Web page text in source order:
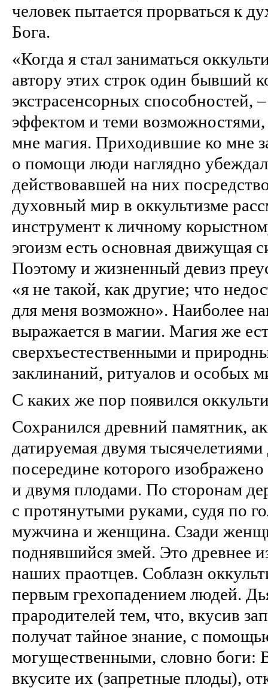
человек пытается прорваться к
Бога.
«Когда я стал заниматься
автору этих строк один бывший
экстрасенсорных способностей,
эффектом и теми
мне магия. Приходившие ко мне
о помощи люди наглядно
действовавшей на них
духовный мир в оккультизме
инструмент к личному
эгоизм есть основная движущая
Поэтому и жизненный девиз
«я не такой, как другие; что
для меня возможно». Наиболее
выражается в магии. Магия же
сверхъестественными и
заклинаний, ритуалов и особых
С каких же пор появился
Сохранился древний памятник,
датируемая двумя
посередине которого
и двумя плодами. По сторонам
с протянутыми руками, судя по
мужчина и женщина. Сзади
поднявшийся змей. Это древнее
наших праотцев. Соблазн
первым грехопадением людей.
прародителей тем, что, вкусив
получат тайное знание, с
могущественными, словно боги:
вкусите их (запретные плоды),